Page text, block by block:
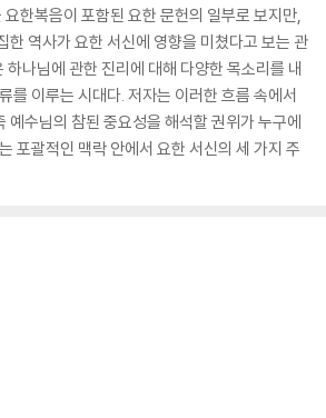
한복음이 포함된 요한 문헌의 일부로 보지만,
한 역사가 요한 서신에 영향을 미쳤다고 보는 관
나님에 관한 진리에 대해 다양한 목소리를 내
를 이루는 시대다. 저자는 이러한 흐름 속에서
예수님의 참된 중요성을 해석할 권위가 누구에
포괄적인 맥락 안에서 요한 서신의 세 가지 주